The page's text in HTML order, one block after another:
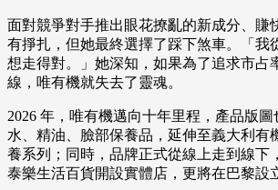
面對競爭對手推出眼花撩亂的新成分、賺
有掙扎，但她最終選擇了踩下煞車。「我
想走得對。」她深知，如果為了追求市占
線，唯有機就失去了靈魂。
2026 年，唯有機邁向十年里程，產品版
水、精油、臉部保養品，延伸至義大利有
養系列；同時，品牌正式從線上走到線下
泰樂生活百貨開設實體店，更將在巴黎設